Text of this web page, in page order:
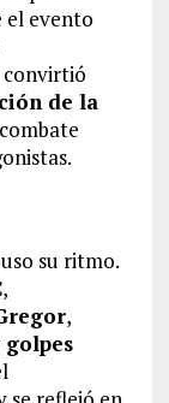
el evento
convirtió
de la
su ritmo.
,
,